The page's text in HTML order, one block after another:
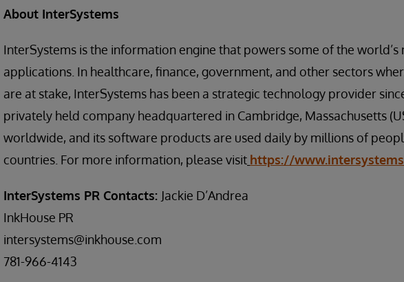
About InterSystems
InterSystems is the information engine that powers some of the
applications. In healthcare, finance, government, and other sectors
are at stake, InterSystems has been a strategic technology provider
privately held company headquartered in Cambridge, Massachusetts
worldwide, and its software products are used daily by millions of
countries. For more information, please visit https://
InterSystems PR Contacts: Jackie D’Andrea
InkHouse PR
intersystems@inkhouse.com
781-966-4143